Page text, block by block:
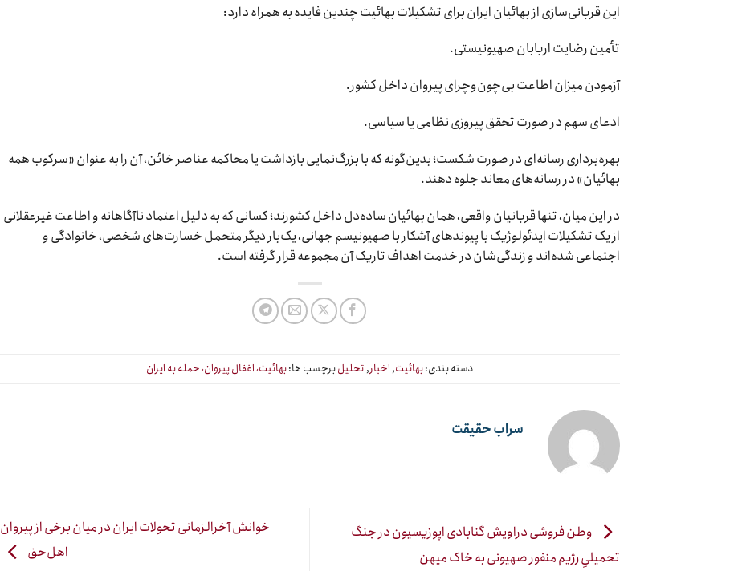
این قربانی‌سازی از بهائیان ایران برای تشکیلات بهائیت چندین فایده به همراه دارد:
تأمین رضایت اربابان صهیونیستی.
آزمودن میزان اطاعت بی‌چون‌وچرای پیروان داخل کشور.
ادعای سهم در صورت تحقق پیروزی نظامی یا سیاسی.
بهره‌برداری رسانه‌ای در صورت شکست؛ بدین‌گونه که با بزرگ‌نمایی بازداشت یا محاکمه عناصر خائن، آن را به عنوان «سرکوب همه
بهائیان» در رسانه‌های معاند جلوه دهند.
در این میان، تنها قربانیان واقعی، همان بهائیان ساده‌دل داخل کشورند؛ کسانی که به دلیل اعتماد ناآگاهانه و اطاعت غیرعقلانی
از یک تشکیلات ایدئولوژیک با پیوندهای آشکار با صهیونیسم جهانی، یک‌بار دیگر متحمل خسارت‌های شخصی، خانوادگی و
اجتماعی شده‌اند و زندگی‌شان در خدمت اهداف تاریک آن مجموعه قرار گرفته است.
دسته بندی:بهائیت, اخبار, تحلیلبرچسب ها:بهائیت، اغفال پیروان، حمله به ایران
سراب حقیقت
وطن فروشی دراویش گنابادی اپوزیسیون در جنگ
تحمیلیِ رژیم منفور صهیونی به خاک میهن
خوانش آخرالزمانی تحولات ایران در میان برخی از پیروان
اهل‌حق